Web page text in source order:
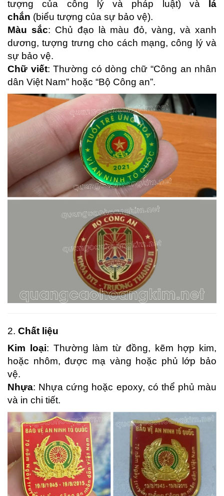
tượng của công lý và pháp luật) và lá
chắn (biểu tượng của sự bảo vệ).
Màu sắc: Chủ đạo là màu đỏ, vàng, và xanh
dương, tượng trưng cho cách mạng, công lý và
sự bảo vệ.
Chữ viết: Thường có dòng chữ “Công an nhân
dân Việt Nam” hoặc “Bộ Công an”.
2. Chất liệu
Kim loại: Thường làm từ đồng, kẽm hợp kim,
hoặc nhôm, được mạ vàng hoặc phủ lớp bảo
vệ.
Nhựa: Nhựa cứng hoặc epoxy, có thể phủ màu
và in chi tiết.